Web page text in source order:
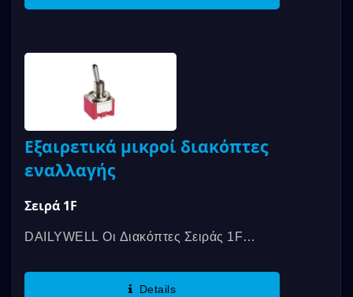
Εξαιρετικά μικροί διακόπτες
εναλλαγής
Σειρά 1F
DAILYWELL Οι Διακόπτες Σειράς 1F
Προδιαγραφές, Την Αξιολόγηση...
Details